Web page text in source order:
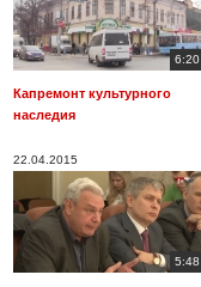
6:20
Капремонт культурного
наследия
22.04.2015
5:48